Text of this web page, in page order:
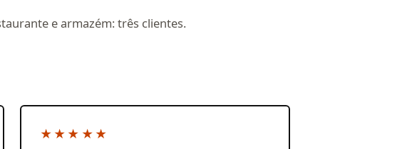
e armazém: três clientes.
★★★★★